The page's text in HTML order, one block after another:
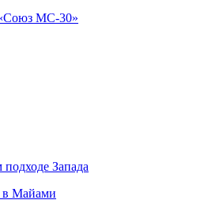
«Союз МС-30»
Запада
в Майами